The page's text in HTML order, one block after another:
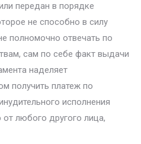
передан в порядке
не способно в силу
полномочно отвечать по
сам по себе факт выдачи
наделяет
получить платеж по
исполнения
любого другого лица,